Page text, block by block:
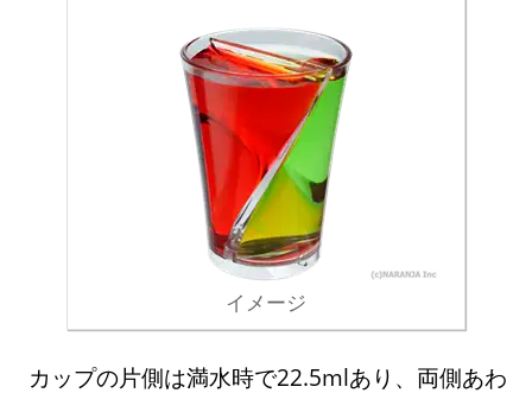
イメージ
カップの片側は満水時で22.5mlあり、両側あわ